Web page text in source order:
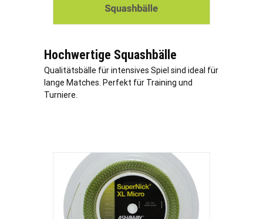
Hochwertige Squashbälle
Qualitätsbälle für intensives Spiel sind ideal für
lange Matches. Perfekt für Training und
Turniere.